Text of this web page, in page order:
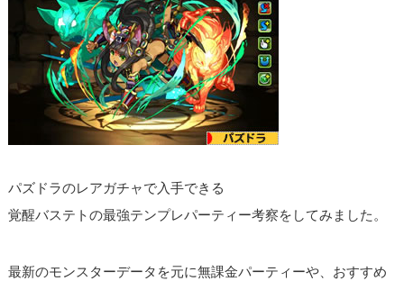
パズドラのレアガチャで入手できる
覚醒バステトの最強テンプレパーティー考察をしてみました。
最新のモンスターデータを元に無課金パーティーや、おすすめ